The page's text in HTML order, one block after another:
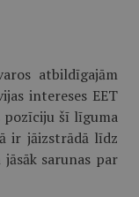
atbildīgajām
intereses EET
pozīciju šī līguma
ir jāizstrādā līdz
sarunas par